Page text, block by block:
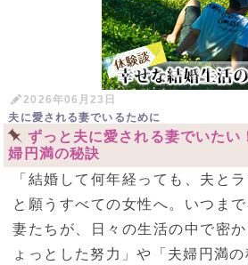
2026年06月23日
夫に愛される妻でいるために
ずっと夫に愛される妻でいたい
婦円満の秘訣
「結婚して何年経っても、夫と
と願うすべての女性へ。いつま
妻たちが、日々の生活の中で密
ょっとした努力」や「夫婦円満